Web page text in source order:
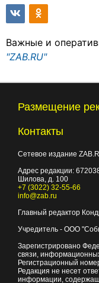
Важные и
"ZAB.RU"
Размещение
Контакты
Сетевое издание
Адрес редакции:
Шилова, д. 100
+7 (3022) 32-55-66
info@zab.ru
Главный редактор
Учредитель - ООО
Зарегистрировано
связи,
Регистрационный
Редакция не несет
информации,